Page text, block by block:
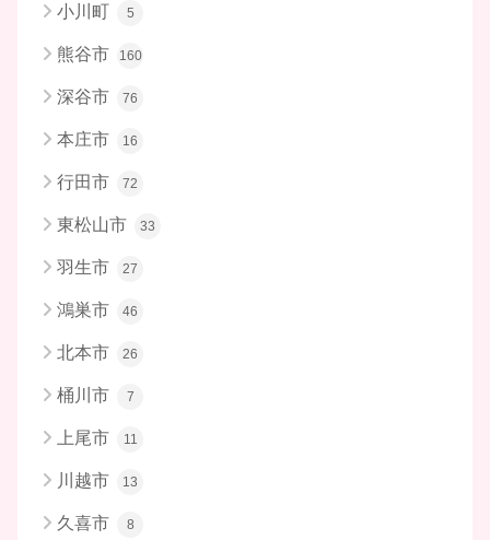
小川町 5
熊谷市 160
深谷市 76
本庄市 16
行田市 72
東松山市 33
羽生市 27
鴻巣市 46
北本市 26
桶川市 7
上尾市 11
川越市 13
久喜市 8